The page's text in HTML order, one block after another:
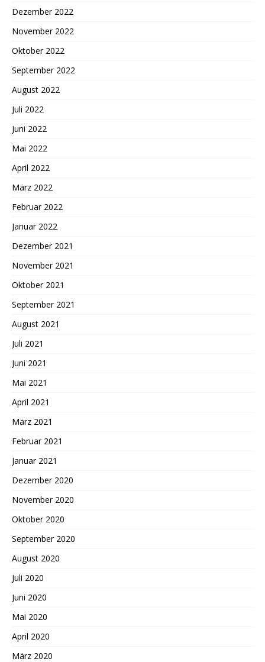
Dezember 2022
November 2022
Oktober 2022
September 2022
August 2022
Juli 2022
Juni 2022
Mai 2022
April 2022
März 2022
Februar 2022
Januar 2022
Dezember 2021
November 2021
Oktober 2021
September 2021
August 2021
Juli 2021
Juni 2021
Mai 2021
April 2021
März 2021
Februar 2021
Januar 2021
Dezember 2020
November 2020
Oktober 2020
September 2020
August 2020
Juli 2020
Juni 2020
Mai 2020
April 2020
März 2020